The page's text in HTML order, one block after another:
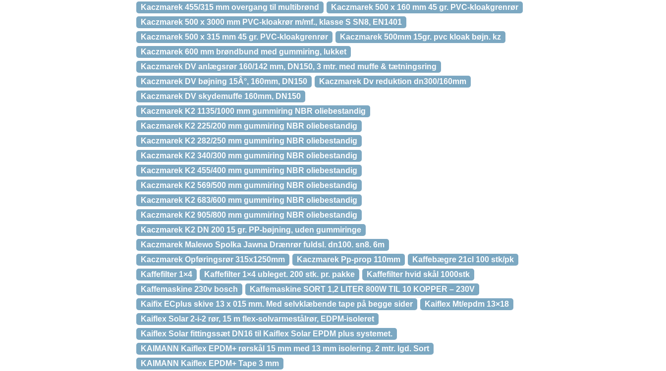
Kaczmarek 455/315 mm overgang til multibrønd
Kaczmarek 500 x 160 mm 45 gr. PVC-kloakgrenrør
Kaczmarek 500 x 3000 mm PVC-kloakrør m/mf., klasse S SN8, EN1401
Kaczmarek 500 x 315 mm 45 gr. PVC-kloakgrenrør
Kaczmarek 500mm 15gr. pvc kloak bøjn. kz
Kaczmarek 600 mm brøndbund med gummiring, lukket
Kaczmarek DV anlægsrør 160/142 mm, DN150, 3 mtr. med muffe & tætningsring
Kaczmarek DV bøjning 15Â°, 160mm, DN150
Kaczmarek Dv reduktion dn300/160mm
Kaczmarek DV skydemuffe 160mm, DN150
Kaczmarek K2 1135/1000 mm gummiring NBR oliebestandig
Kaczmarek K2 225/200 mm gummiring NBR oliebestandig
Kaczmarek K2 282/250 mm gummiring NBR oliebestandig
Kaczmarek K2 340/300 mm gummiring NBR oliebestandig
Kaczmarek K2 455/400 mm gummiring NBR oliebestandig
Kaczmarek K2 569/500 mm gummiring NBR oliebestandig
Kaczmarek K2 683/600 mm gummiring NBR oliebestandig
Kaczmarek K2 905/800 mm gummiring NBR oliebestandig
Kaczmarek K2 DN 200 15 gr. PP-bøjning, uden gummiringe
Kaczmarek Malewo Spolka Jawna Drænrør fuldsl. dn100. sn8. 6m
Kaczmarek Opføringsrør 315x1250mm
Kaczmarek Pp-prop 110mm
Kaffebægre 21cl 100 stk/pk
Kaffefilter 1×4
Kaffefilter 1×4 ubleget. 200 stk. pr. pakke
Kaffefilter hvid skål 1000stk
Kaffemaskine 230v bosch
Kaffemaskine SORT 1,2 LITER 800W TIL 10 KOPPER – 230V
Kaifix ECplus skive 13 x 015 mm. Med selvklæbende tape på begge sider
Kaiflex Mt/epdm 13×18
Kaiflex Solar 2-i-2 rør, 15 m flex-solvarmestålrør, EDPM-isoleret
Kaiflex Solar fittingssæt DN16 til Kaiflex Solar EPDM plus systemet.
KAIMANN Kaiflex EPDM+ rørskål 15 mm med 13 mm isolering. 2 mtr. lgd. Sort
KAIMANN Kaiflex EPDM+ Tape 3 mm